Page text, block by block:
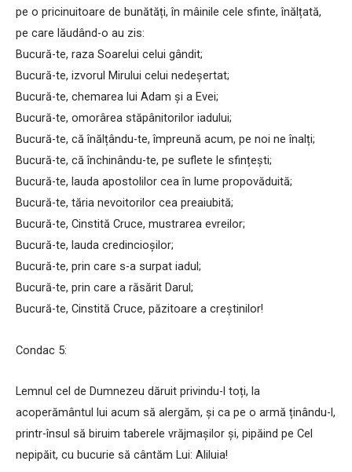
pe o pricinuitoare de bunătăți, în mâinile cele sfinte, înălțată,
pe care lăudând-o au zis:
Bucură-te, raza Soarelui celui gândit;
Bucură-te, izvorul Mirului celui nedeșertat;
Bucură-te, chemarea lui Adam și a Evei;
Bucură-te, omorârea stăpânitorilor iadului;
Bucură-te, că înălțându-te, împreună acum, pe noi ne înalți;
Bucură-te, că închinându-te, pe suflete le sfințești;
Bucură-te, lauda apostolilor cea în lume propovăduită;
Bucură-te, tăria nevoitorilor cea preaiubită;
Bucură-te, Cinstită Cruce, mustrarea evreilor;
Bucură-te, lauda credincioșilor;
Bucură-te, prin care s-a surpat iadul;
Bucură-te, prin care a răsărit Darul;
Bucură-te, Cinstită Cruce, păzitoare a creștinilor!
Condac 5:
Lemnul cel de Dumnezeu dăruit privindu-l toți, la
acoperământul lui acum să alergăm, și ca pe o armă ținându-l,
printr-însul să biruim taberele vrăjmașilor și, pipăind pe Cel
nepipăit, cu bucurie să cântăm Lui: Aliluia!